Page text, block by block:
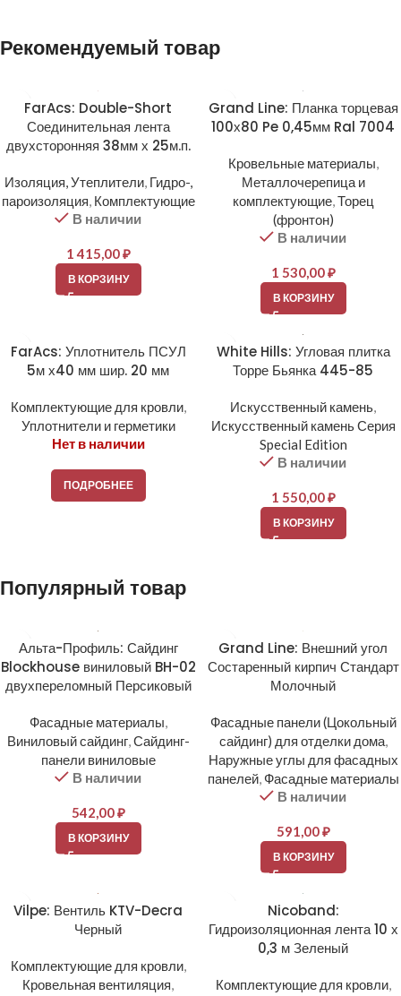
Рекомендуемый товар
FarAcs: Double-Short
Соединительная лента
двухсторонняя 38мм х 25м.п.
Изоляция, Утеплители, Гидро-,
пароизоляция, Комплектующие
В наличии
1 415,00₽
В КОРЗИНУ
Grand Line: Планка торцевая
100х80 Pe 0,45мм Ral 7004
Кровельные материалы,
Металлочерепица и
комплектующие,Торец
(фронтон)
В наличии
1 530,00₽
В КОРЗИНУ
FarAcs: Уплотнитель ПСУЛ
5м х40 мм шир. 20 мм
Комплектующие для кровли,
Уплотнители и герметики
Нет в наличии
ПОДРОБНЕЕ
White Hills: Угловая плитка
Торре Бьянка 445-85
Искусственный камень,
Искусственный камень Серия
Special Edition
В наличии
1 550,00₽
В КОРЗИНУ
Популярный товар
Альта-Профиль: Сайдинг
Blockhouse виниловый BH-02
двухпереломный Персиковый
Фасадные материалы,
Виниловый сайдинг,Сайдинг-
панели виниловые
В наличии
542,00₽
В КОРЗИНУ
Grand Line: Внешний угол
Состаренный кирпич Стандарт
Молочный
Фасадные панели (Цокольный
сайдинг) для отделки дома,
Наружные углы для фасадных
панелей, Фасадные материалы
В наличии
591,00₽
В КОРЗИНУ
Vilpe: Вентиль KTV-Decra
Черный
Комплектующие для кровли,
Кровельная вентиляция,
Nicoband:
Гидроизоляционная лента 10 х
0,3 м Зеленый
Комплектующие для кровли,